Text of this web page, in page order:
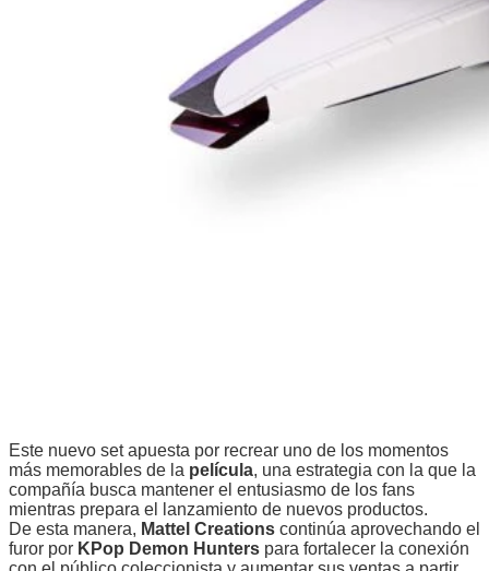
Este nuevo set apuesta por recrear uno de los momentos
más memorables de la película, una estrategia con la que la
compañía busca mantener el entusiasmo de los fans
mientras prepara el lanzamiento de nuevos productos.
De esta manera, Mattel Creations continúa aprovechando el
furor por KPop Demon Hunters para fortalecer la conexión